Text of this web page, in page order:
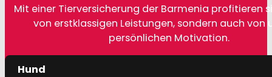
Mit einer Tierversicherung der Barmenia profitieren
von erstklassigen Leistungen, sondern auch von
persönlichen Motivation.
Hund